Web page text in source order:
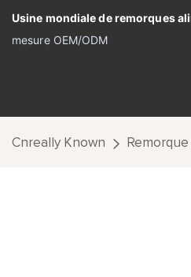
Usine mondiale de remorques
mesure OEM/ODM
Cnreally Known